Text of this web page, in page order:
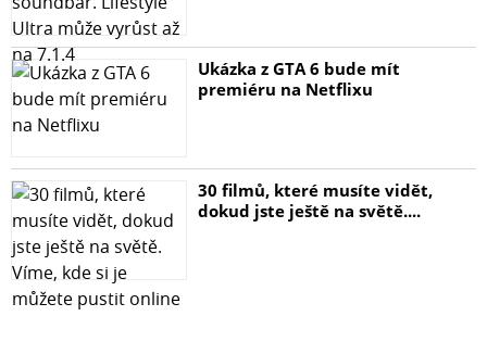
Ukázka z GTA 6 bude mít
premiéru na Netflixu
30 filmů, které musíte vidět,
dokud jste ještě na světě....